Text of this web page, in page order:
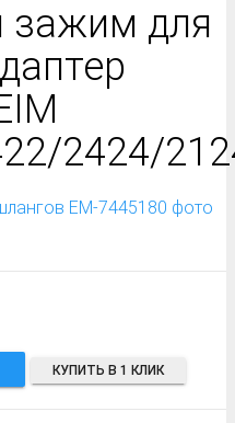
зажим для
2424/
КУПИТЬ В 1 КЛИК